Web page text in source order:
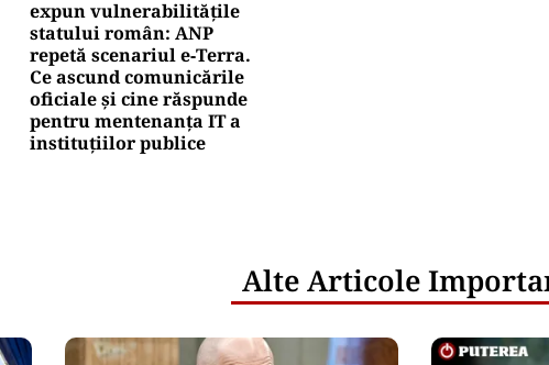
expun vulnerabilitățile
statului român: ANP
repetă scenariul e‑Terra.
Ce ascund comunicările
oficiale și cine răspunde
pentru mentenanța IT a
instituțiilor publice
Alte Articole